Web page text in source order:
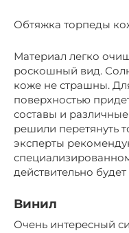
Обтяжка торпеды
Материал легко
роскошный вид.
коже не страшны.
поверхностью
составы и
решили перетянуть
эксперты
действительно
Винил
Очень интересный